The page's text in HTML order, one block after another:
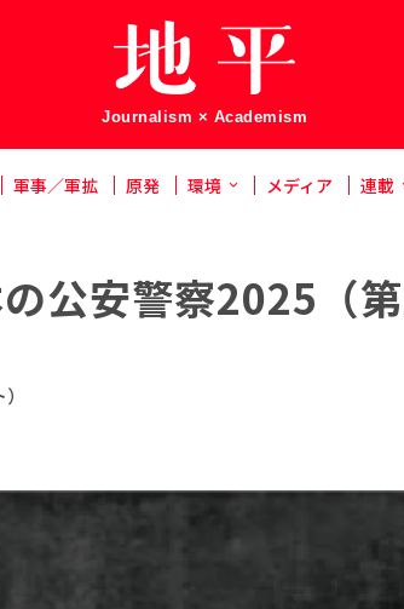
Journalism × Academism
軍事／軍拡 原発 環境 メディア 連載
の公安警察2025（